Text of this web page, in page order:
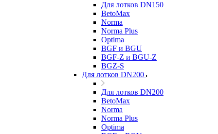
Для лотков DN150
BetoMax
Norma
Norma Plus
Optima
BGF и BGU
BGF-Z и BGU-Z
BGZ-S
Для лотков DN200
Для лотков DN200
BetoMax
Norma
Norma Plus
Optima